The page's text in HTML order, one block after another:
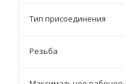
Тип присоединения
Резьба